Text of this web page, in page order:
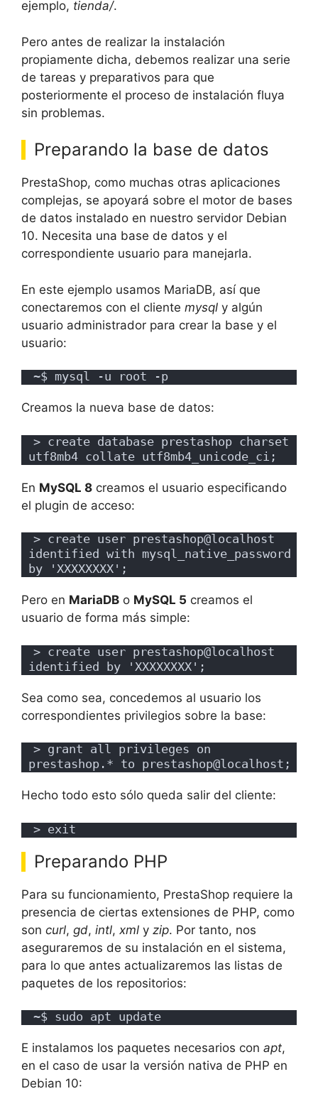
ejemplo, tienda/.
Pero antes de realizar la instalación
propiamente dicha, debemos realizar una serie
de tareas y preparativos para que
posteriormente el proceso de instalación fluya
sin problemas.
Preparando la base de datos
PrestaShop, como muchas otras aplicaciones
complejas, se apoyará sobre el motor de bases
de datos instalado en nuestro servidor Debian
10. Necesita una base de datos y el
correspondiente usuario para manejarla.
En este ejemplo usamos MariaDB, así que
conectaremos con el cliente mysql y algún
usuario administrador para crear la base y el
usuario:
~$ mysql -u root -p
Creamos la nueva base de datos:
> create database prestashop charset
utf8mb4 collate utf8mb4_unicode_ci;
En MySQL 8 creamos el usuario especificando
el plugin de acceso:
> create user prestashop@localhost
identified with mysql_native_password
by 'XXXXXXXX';
Pero en MariaDB o MySQL 5 creamos el
usuario de forma más simple:
> create user prestashop@localhost
identified by 'XXXXXXXX';
Sea como sea, concedemos al usuario los
correspondientes privilegios sobre la base:
> grant all privileges on
prestashop.* to prestashop@localhost;
Hecho todo esto sólo queda salir del cliente:
> exit
Preparando PHP
Para su funcionamiento, PrestaShop requiere la
presencia de ciertas extensiones de PHP, como
son curl, gd, intl, xml y zip. Por tanto, nos
aseguraremos de su instalación en el sistema,
para lo que antes actualizaremos las listas de
paquetes de los repositorios:
~$ sudo apt update
E instalamos los paquetes necesarios con apt,
en el caso de usar la versión nativa de PHP en
Debian 10: